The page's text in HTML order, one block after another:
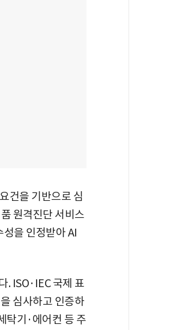
건을 기반으로 심
원격진단 서비스
을 인정받아 AI
. ISO·IEC 국제 표
심사하고 인증하
탁기·에어컨 등 주